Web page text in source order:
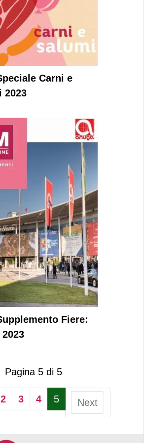
Carni e
2023
Fiere:
Pagina 5 di 5
2 3 4 5 Next